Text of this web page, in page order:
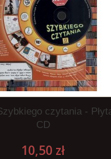
czytania -
CD
10,50 zł